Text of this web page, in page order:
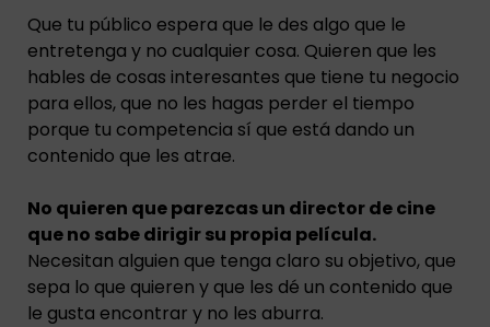
Que tu público espera que le des algo que le
entretenga y no cualquier cosa. Quieren que les
hables de cosas interesantes que tiene tu negocio
para ellos, que no les hagas perder el tiempo
porque tu competencia sí que está dando un
contenido que les atrae.
No quieren que parezcas un director de cine
que no sabe dirigir su propia película.
Necesitan alguien que tenga claro su objetivo, que
sepa lo que quieren y que les dé un contenido que
le gusta encontrar y no les aburra.